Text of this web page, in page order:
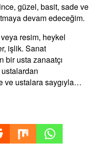
güzel, basit, sade ve
devam edeceğim.
resim, heykel
işlik. Sanat
bir usta zanaatçı
ve ustalara saygıyla…